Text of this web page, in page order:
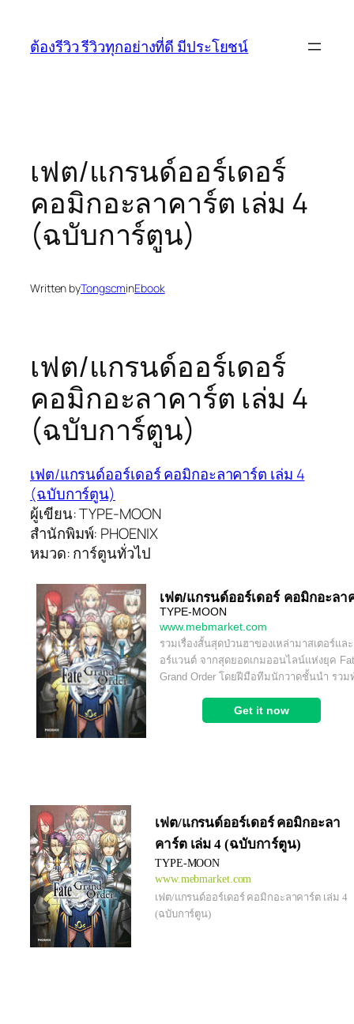
content
ต้องรีวิว รีวิวทุกอย่างที่ดี มีประโยชน์
เฟต/แกรนด์ออร์เดอร์
คอมิกอะลาคาร์ต เล่ม 4
(ฉบับการ์ตูน)
Written byTongscminEbook
เฟต/แกรนด์ออร์เดอร์
คอมิกอะลาคาร์ต เล่ม 4
(ฉบับการ์ตูน)
เฟต/แกรนด์ออร์เดอร์ คอมิกอะลาคาร์ต เล่ม 4
(ฉบับการ์ตูน)
ผู้เขียน: TYPE-MOON
สำนักพิมพ์: PHOENIX
หมวด: การ์ตูนทั่วไป
เฟต/แกรนด์ออร์เดอร์ คอมิกอะลา
คาร์ต เล่ม 4 (ฉบับการ์ตูน)
TYPE-MOON
www.mebmarket.com
เฟต/แกรนด์ออร์เดอร์ คอมิกอะลาคาร์ต เล่ม 4
(ฉบับการ์ตูน)